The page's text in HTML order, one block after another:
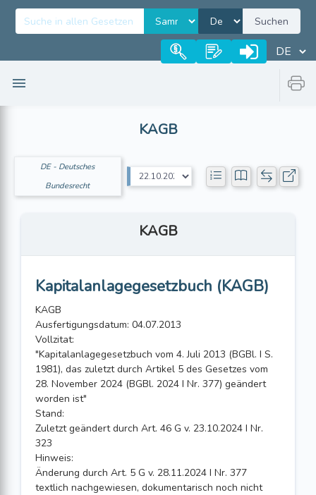
Suchen
KAGB
DE - Deutsches
Bundesrecht
KAGB
Kapitalanlagegesetzbuch (KAGB)
KAGB
Ausfertigungsdatum: 04.07.2013
Vollzitat:
"Kapitalanlagegesetzbuch vom 4. Juli 2013 (BGBl. I S.
1981), das zuletzt durch Artikel 5 des Gesetzes vom
28. November 2024 (BGBl. 2024 I Nr. 377) geändert
worden ist"
Stand:
Zuletzt geändert durch Art. 46 G v. 23.10.2024 I Nr.
323
Hinweis:
Änderung durch Art. 5 G v. 28.11.2024 I Nr. 377
textlich nachgewiesen, dokumentarisch noch nicht